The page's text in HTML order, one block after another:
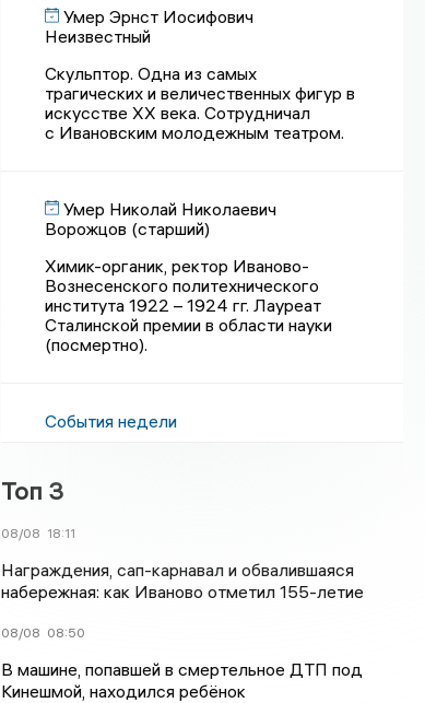
Умер Эрнст Иосифович
Неизвестный
Скульптор. Одна из самых
трагических и величественных фигур в
искусстве XX века. Сотрудничал
с Ивановским молодежным театром.
Умер Николай Николаевич
Ворожцов (старший)
Химик-органик, ректор Иваново-
Вознесенского политехнического
института 1922 – 1924 гг. Лауреат
Сталинской премии в области науки
(посмертно).
События недели
Топ 3
08/08 18:11
Награждения, сап-карнавал и обвалившаяся
набережная: как Иваново отметил 155-летие
08/08 08:50
В машине, попавшей в смертельное ДТП под
Кинешмой, находился ребёнок